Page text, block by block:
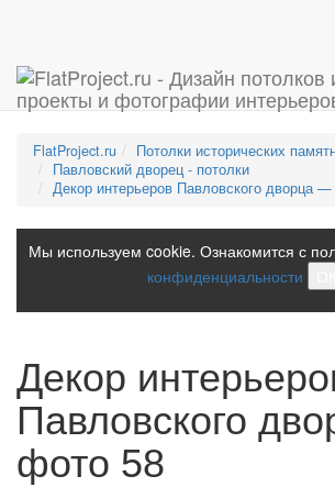
FlatProject.ru
Потолки исторических
Павловский дворец - потолки
Декор интерьеров Павловского дворца
Мы используем cookie. Ознакомится с
конфиденциальности
Декор
Павловского
фото 58